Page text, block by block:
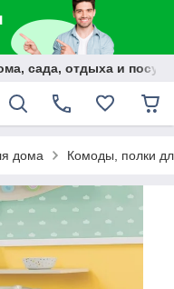
сада, отдыха и
дома Комоды, полки